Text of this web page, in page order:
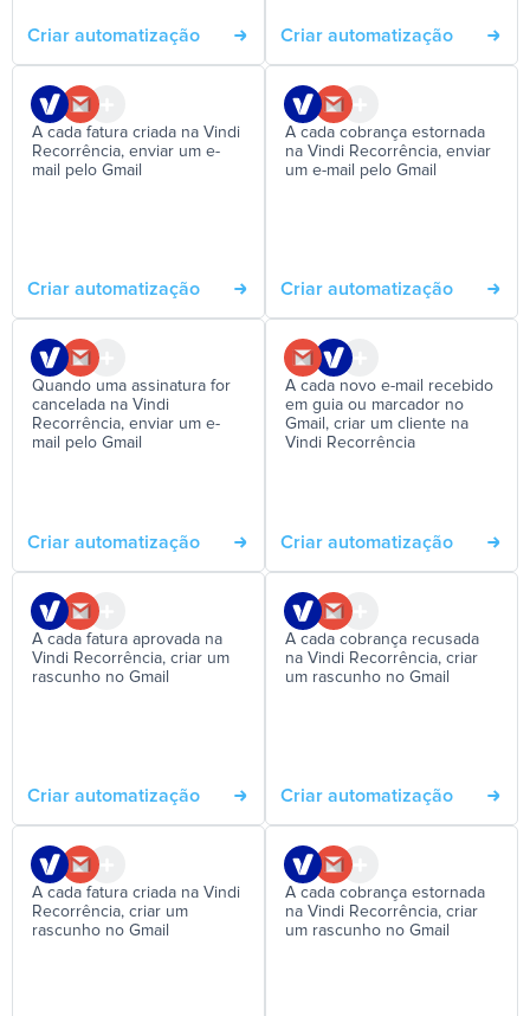
Criar automatização Criar automatização
A cada fatura criada na Vindi
Recorrência, enviar um e-
mail pelo Gmail
Criar automatização
A cada cobrança estornada
na Vindi Recorrência, enviar
um e-mail pelo Gmail
Criar automatização
Quando uma assinatura for
cancelada na Vindi
Recorrência, enviar um e-
mail pelo Gmail
Criar automatização
A cada novo e-mail recebido
em guia ou marcador no
Gmail, criar um cliente na
Vindi Recorrência
Criar automatização
A cada fatura aprovada na
Vindi Recorrência, criar um
rascunho no Gmail
Criar automatização
A cada cobrança recusada
na Vindi Recorrência, criar
um rascunho no Gmail
Criar automatização
A cada fatura criada na Vindi
Recorrência, criar um
rascunho no Gmail
A cada cobrança estornada
na Vindi Recorrência, criar
um rascunho no Gmail